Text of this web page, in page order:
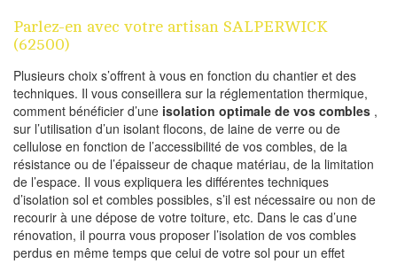
Parlez-en avec votre artisan SALPERWICK
(62500)
Plusieurs choix s’offrent à vous en fonction du chantier et des
techniques. Il vous conseillera sur la réglementation thermique,
comment bénéficier d’une isolation optimale de vos combles ,
sur l’utilisation d’un isolant flocons, de laine de verre ou de
cellulose en fonction de l’accessibilité de vos combles, de la
résistance ou de l’épaisseur de chaque matériau, de la limitation
de l’espace. Il vous expliquera les différentes techniques
d’isolation sol et combles possibles, s’il est nécessaire ou non de
recourir à une dépose de votre toiture, etc. Dans le cas d’une
rénovation, il pourra vous proposer l’isolation de vos combles
perdus en même temps que celui de votre sol pour un effet